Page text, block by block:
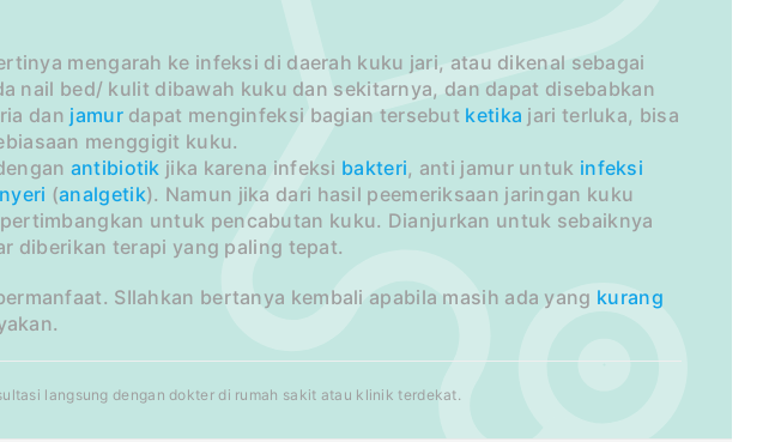
mengarah ke infeksi di daerah kuku jari, atau dikenal sebagai
nail bed/ kulit dibawah kuku dan sekitarnya, dan dapat disebabkan
dan jamurdapat menginfeksi bagian tersebut ketika jari terluka, bisa
menggigit kuku.
antibiotik jika karena infeksi bakteri, anti jamur untuk infeksi
(analgetik). Namun jika dari hasil peemeriksaan jaringan kuku
untuk pencabutan kuku. Dianjurkan untuk sebaiknya
diberikan terapi yang paling tepat.
SIlahkan bertanya kembali apabila masih ada yang kurang
langsung dengan dokter di rumah sakit atau klinik terdekat.